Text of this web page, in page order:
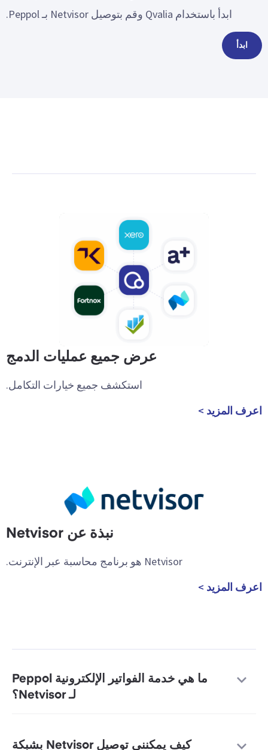
ابدأ باستخدام Qvalia وقم بتوصيل Netvisor بـ Peppol.
ابدأ
عرض جميع عمليات الدمج
استكشف جميع خيارات التكامل.
اعرف المزيد >
نبذة عن Netvisor
Netvisor هو برنامج محاسبة عبر الإنترنت.
اعرف المزيد >
ما هي خدمة الفواتير الإلكترونية Peppol
لـ Netvisor؟
كيف يمكنني توصيل Netvisor بشبكة